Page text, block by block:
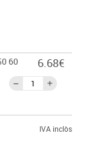
60
6.68€
IVA inclòs